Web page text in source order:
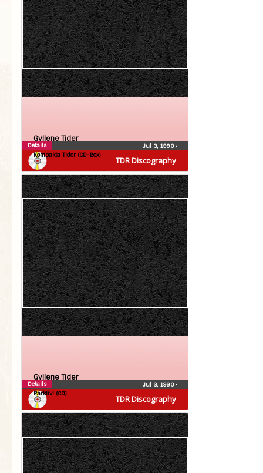
TDR Discography
Gyllene Tider
Kompakta Tider (CD-Box)
Jul 3, 1990•
Details
TDR Discography
Gyllene Tider
Parkliv! (CD)
Jul 3, 1990•
Details